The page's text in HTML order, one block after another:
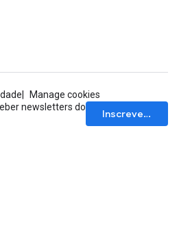
Manage cookies
newsletters do
Inscrever-se